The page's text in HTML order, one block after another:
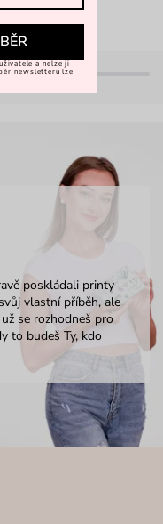
poskládali printy
vlastní příběh, ale
se rozhodneš pro
to budeš Ty, kdo
a nelze ji
newsletteru lze